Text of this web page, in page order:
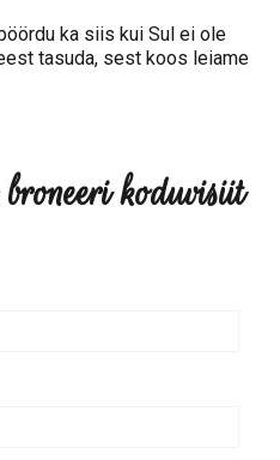
ka siis kui Sul ei ole
tasuda, sest koos leiame
koduvisiit